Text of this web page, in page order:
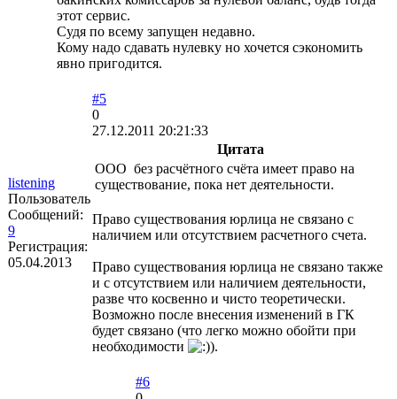
этот сервис.
Судя по всему запущен недавно.
Кому надо сдавать нулевку но хочется сэкономить
явно пригодится.
listening
Пользователь
Сообщений:
9
Регистрация:
05.04.2013
#5
0
27.12.2011 20:21:33
Цитата
ООО без расчётного счёта имеет право на
существование, пока нет деятельности.
Право существования юрлица не связано с
наличием или отсутствием расчетного счета.
Право существования юрлица не связано также
и с отсутствием или наличием деятельности,
разве что косвенно и чисто теоретически.
Возможно после внесения изменений в ГК
будет связано (что легко можно обойти при
необходимости
).
#6